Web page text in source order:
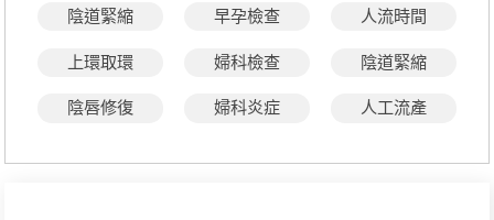
陰道緊縮 早孕檢查 人流時間
上環取環 婦科檢查 陰道緊縮
陰唇修復 婦科炎症 人工流產